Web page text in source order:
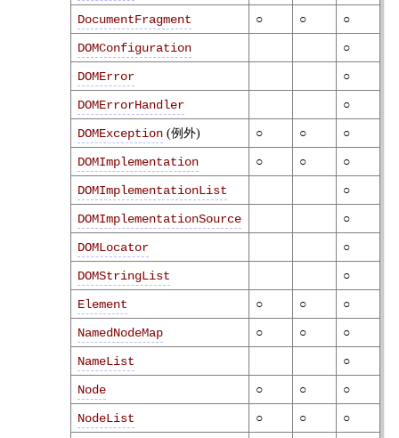
DocumentFragment ○ ○ ○
DOMConfiguration ○
DOMError ○
DOMErrorHandler ○
DOMException (例外) ○ ○ ○
DOMImplementation ○ ○ ○
DOMImplementationList ○
DOMImplementationSource ○
DOMLocator ○
DOMStringList ○
Element ○ ○ ○
NamedNodeMap ○ ○ ○
NameList ○
Node ○ ○ ○
NodeList ○ ○ ○